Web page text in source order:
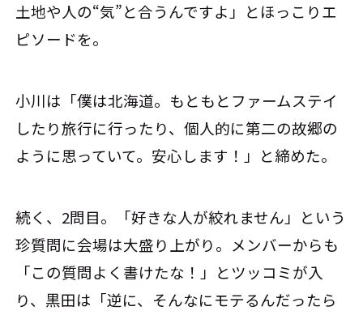
土地や人の“気”と合うんですよ」とほっこりエ
ピソードを。
小川は「僕は北海道。もともとファームステイ
したり旅行に行ったり、個人的に第二の故郷の
ように思っていて。安心します！」と締めた。
続く、2問目。「好きな人が絞れません」という
珍質問に会場は大盛り上がり。メンバーからも
「この質問よく書けたな！」とツッコミが入
り、黒田は「逆に、そんなにモテるんだったら